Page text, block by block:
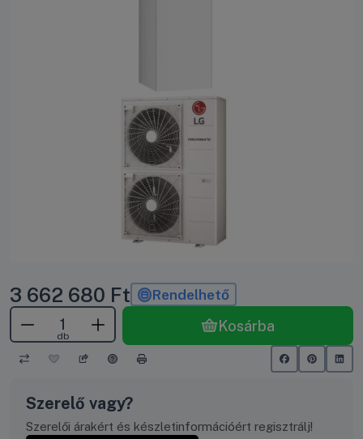
3 662 680 Ft Rendelhető
db
Kosárba
Szerelő vagy?
Szerelői árakért és készletinformációért regisztrálj!